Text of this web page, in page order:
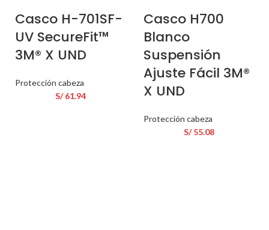
Casco H-701SF-
UV SecureFit™
3M® X UND
Protección cabeza
S/61.94
Casco H700
Blanco
Suspensión
Ajuste Fácil 3M®
X UND
Protección cabeza
S/55.08